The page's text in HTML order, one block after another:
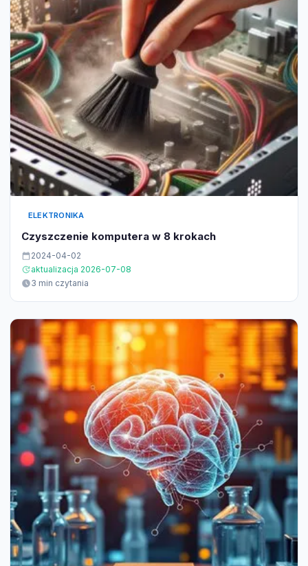
ELEKTRONIKA
Czyszczenie komputera w 8 krokach
2024-04-02
aktualizacja 2026-07-08
3 min czytania